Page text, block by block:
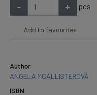
- + pcs
Add to favourites
Author
ANGELA MCALLISTEROVÁ
ISBN